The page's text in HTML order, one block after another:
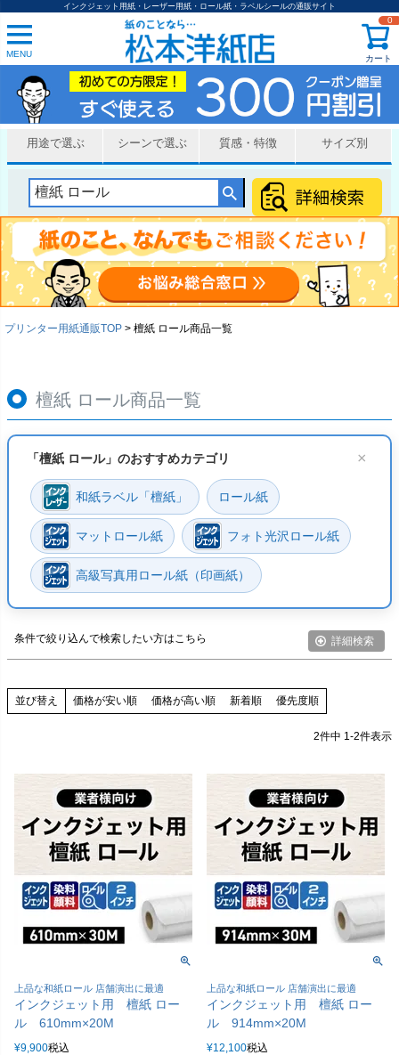
インクジェット用紙・レーザー用紙・ロール紙・ラベルシールの通販サイト
MENU カート
0
用途で選ぶ シーンで選ぶ 質感・特徴 サイズ別
プリンター用紙通販TOP 檀紙 ロール商品一覧
檀紙 ロール商品一覧
「檀紙 ロール」のおすすめカテゴリ ×
和紙ラベル「檀紙」 ロール紙
マットロール紙 フォト光沢ロール紙
高級写真用ロール紙（印画紙）
条件で絞り込んで検索したい方はこちら 詳細検索
在庫なし商品を表示しない
ラベル
セール品
サンプル
並び順
新着順
登録順
価格が安い順
価格が高い順
優先度順
レビュー順
少し厚い（0.13mm～0.17mm）
まあまあ厚い（0.18mm～0.24mm）
厚い（0.25mm～0.27mm）
かなり厚い（0.28mm～0.99mm）
すごく厚い（1mm～）
並び替え 価格が安い順 価格が高い順 新着順 優先度順
2件中 1-2件表示
上品な和紙ロール 店舗演出に最適
インクジェット用 檀紙 ロー
ル 610mm×20M
¥9,900税込
上品な和紙ロール 店舗演出に最適
インクジェット用 檀紙 ロー
ル 914mm×20M
¥12,100税込